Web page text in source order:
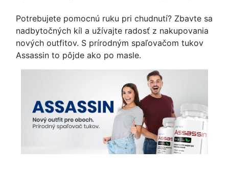
Potrebujete pomocnú ruku pri chudnutí? Zbavte sa
nadbytočných kíl a užívajte radosť z nakupovania
nových outfitov. S prírodným spaľovačom tukov
Assassin to pôjde ako po masle.